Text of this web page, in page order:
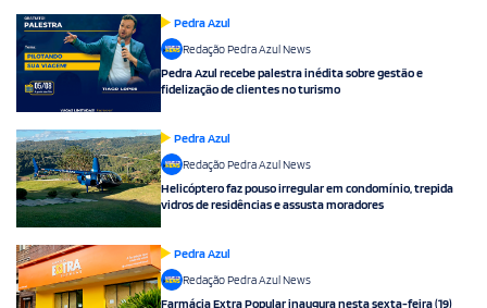
Pedra Azul
Redação Pedra Azul News
Pedra Azul recebe palestra inédita sobre gestão e
fidelização de clientes no turismo
Pedra Azul
Redação Pedra Azul News
Helicóptero faz pouso irregular em condomínio, trepida
vidros de residências e assusta moradores
Pedra Azul
Redação Pedra Azul News
Farmácia Extra Popular inaugura nesta sexta-feira (19)